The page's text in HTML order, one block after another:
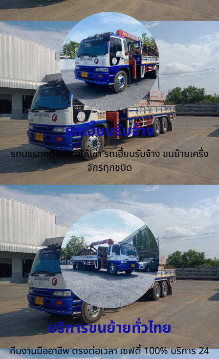
รถเฮี๊ยบรับจ้าง
รถบรรทุกติดเครนให้เช่า รถเฮี้ยบรับจ้าง ขนย้ายเครื่ง
จักรทุกชนิด
บริการขนย้ายทั่วไทย
ทีมงานมืออาชีพ ตรงต่อเวลา เซฟตี้ 100% บริการ 24